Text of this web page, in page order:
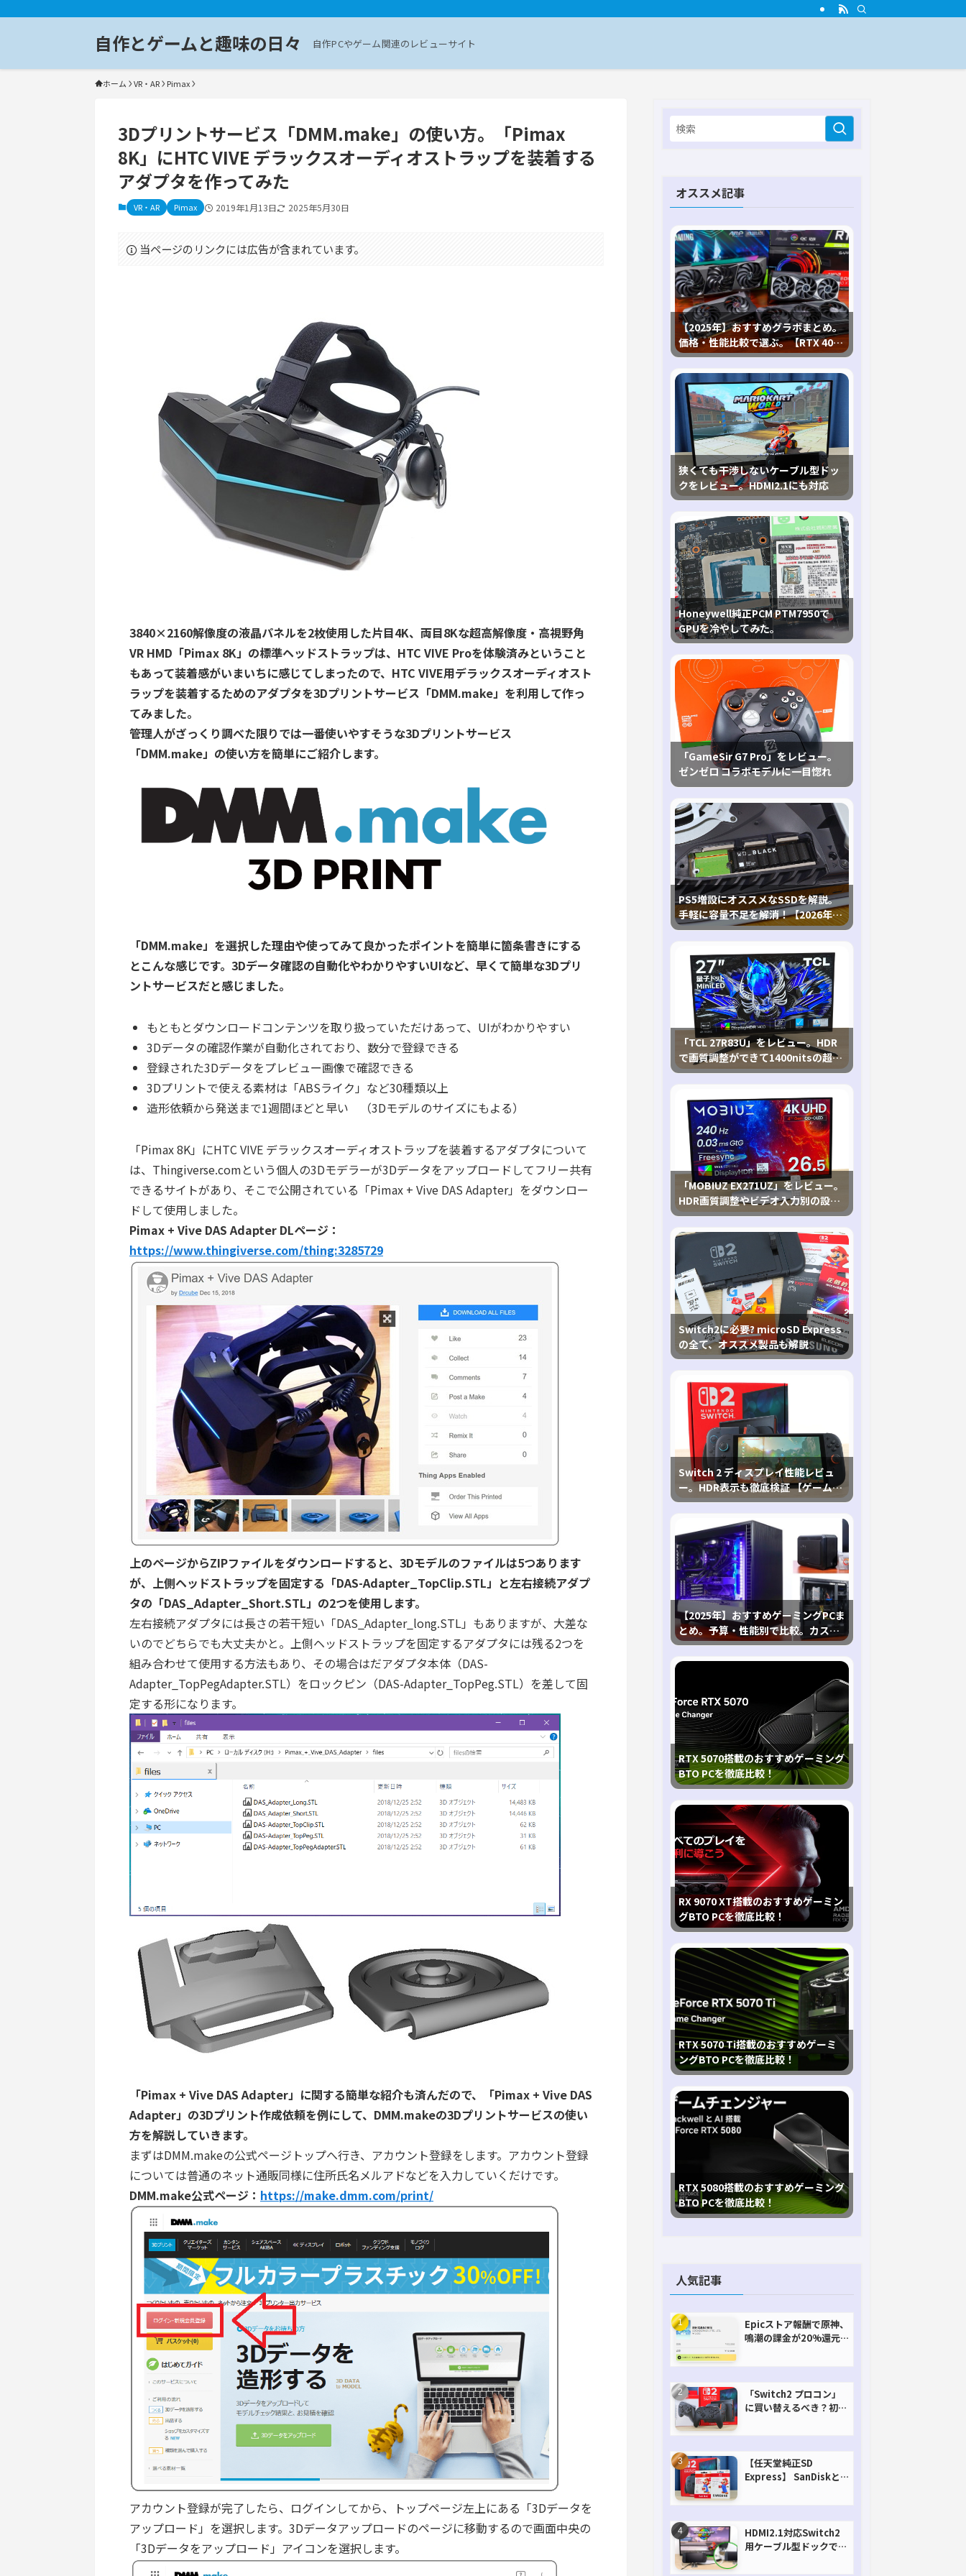
自作とゲームと趣味の日々 自作PCやゲーム関連のレビューサイト
ホーム VR・AR Pimax
3Dプリントサービス「DMM.make」の使い方。「Pimax
8K」にHTC VIVE デラックスオーディオストラップを装着する
アダプタを作ってみた
VR・AR Pimax 2019年1月13日 2025年5月30日
当ページのリンクには広告が含まれています。
3840×2160解像度の液晶パネルを2枚使用した片目4K、両目8Kな超高解像度・高視野角
VR HMD「Pimax 8K」の標準ヘッドストラップは、HTC VIVE Proを体験済みということ
もあって装着感がいまいちに感じてしまったので、HTC VIVE用デラックスオーディオスト
ラップを装着するためのアダプタを3Dプリントサービス「DMM.make」を利用して作っ
てみました。
管理人がざっくり調べた限りでは一番使いやすそうな3Dプリントサービス
「DMM.make」の使い方を簡単にご紹介します。
「DMM.make」を選択した理由や使ってみて良かったポイントを簡単に箇条書きにする
とこんな感じです。3Dデータ確認の自動化やわかりやすいUIなど、早くて簡単な3Dプリ
ントサービスだと感じました。
もともとダウンロードコンテンツを取り扱っていただけあって、UIがわかりやすい
3Dデータの確認作業が自動化されており、数分で登録できる
登録された3Dデータをプレビュー画像で確認できる
3Dプリントで使える素材は「ABSライク」など30種類以上
造形依頼から発送まで1週間ほどと早い （3Dモデルのサイズにもよる）
「Pimax 8K」にHTC VIVE デラックスオーディオストラップを装着するアダプタについて
は、Thingiverse.comという個人の3Dモデラーが3Dデータをアップロードしてフリー共有
できるサイトがあり、そこで公開されている「Pimax + Vive DAS Adapter」をダウンロー
ドして使用しました。
Pimax + Vive DAS Adapter DLページ：
https://www.thingiverse.com/thing:3285729
上のページからZIPファイルをダウンロードすると、3Dモデルのファイルは5つあります
が、上側ヘッドストラップを固定する「DAS-Adapter_TopClip.STL」と左右接続アダプ
タの「DAS_Adapter_Short.STL」の2つを使用します。
左右接続アダプタには長さの若干短い「DAS_Adapter_long.STL」もありますが、大差な
いのでどちらでも大丈夫かと。上側ヘッドストラップを固定するアダプタには残る2つを
組み合わせて使用する方法もあり、その場合はだアダプタ本体（DAS-
Adapter_TopPegAdapter.STL）をロックピン（DAS-Adapter_TopPeg.STL）を差して固
定する形になります。
「Pimax + Vive DAS Adapter」に関する簡単な紹介も済んだので、
「Pimax + Vive DAS
Adapter」の3Dプリント作成依頼を例にして、 DMM.makeの3Dプリントサービスの使い
方を解説していきます。
まずはDMM.makeの公式ページトップへ行き、アカウント登録をします。アカウント登録
については普通のネット通販同様に住所氏名メルアドなどを入力していくだけです。
DMM.make公式ページ： https://make.dmm.com/print/
アカウント登録が完了したら、ログインしてから、トップページ左上にある「3Dデータを
アップロード」を選択します。3Dデータアップロードのページに移動するので画面中央の
「3Dデータをアップロード」アイコンを選択します。
オススメ記事
【2025年】おすすめグラボまとめ。
価格・性能比較で選ぶ。【RTX 40,
RX 7000各種に対応】
狭くても干渉しないケーブル型ドッ
クをレビュー。HDMI2.1にも対応
Honeywell純正PCM PTM7950で
GPUを冷やしてみた。
「GameSir G7 Pro」をレビュー。
ゼンゼロ コラボモデルに一目惚れ
PS5増設にオススメなSSDを解説。
手軽に容量不足を解消！【2026年最
新、PS5 Proにも対応】
「TCL 27R83U」をレビュー。HDR
で画質調整ができて1400nitsの超高
輝度も発揮！
「MOBIUZ EX271UZ」をレビュー。
HDR画質調整やビデオ入力別の設定
が可能な4K有機ELゲーミングモニタ
を徹底検証
Switch2に必要? microSD Express
の全て、オススメ製品も解説
Switch 2 ディスプレイ性能レビュ
ー。HDR表示も徹底検証 【ゲームに
おけるHDRの未来を切り開く1台！】
【2025年】おすすめゲーミングPCま
とめ。予算・性能別で比較。カスタ
マイズ指南も
RTX 5070搭載のおすすめゲーミング
BTO PCを徹底比較！
RX 9070 XT搭載のおすすめゲーミン
グBTO PCを徹底比較！
RTX 5070 Ti搭載のおすすめゲーミ
ングBTO PCを徹底比較！
RTX 5080搭載のおすすめゲーミング
BTO PCを徹底比較！
人気記事
Epicストア報酬で原神、
鳴潮の課金が20%還元
「Switch2 プロコン」
に買い替えるべき？初代
【任天堂純正SD
Express】 SanDiskと
HDMI2.1対応Switch2
用ケーブル型ドックで省